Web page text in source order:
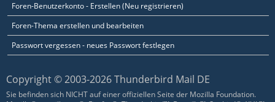
Foren-Benutzerkonto - Erstellen (Neu registrieren)
Foren-Thema erstellen und bearbeiten
Passwort vergessen - neues Passwort festlegen
Copyright © 2003-2026 Thunderbird Mail DE
Sie befinden sich NICHT auf einer offiziellen Seite der Mozilla Foundation.